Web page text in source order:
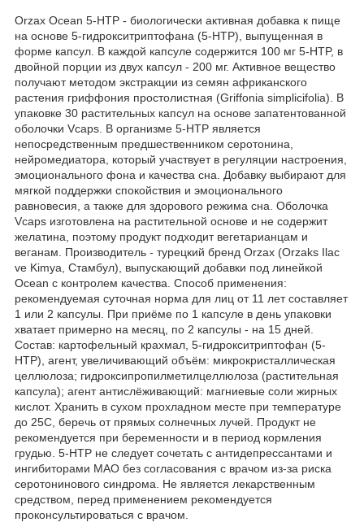
Orzax Ocean 5-HTP - биологически активная добавка к пище
на основе 5-гидрокситриптофана (5-HTP), выпущенная в
форме капсул. В каждой капсуле содержится 100 мг 5-HTP, в
двойной порции из двух капсул - 200 мг. Активное вещество
получают методом экстракции из семян африканского
растения гриффония простолистная (Griffonia simplicifolia). В
упаковке 30 растительных капсул на основе запатентованной
оболочки Vcaps. В организме 5-HTP является
непосредственным предшественником серотонина,
нейромедиатора, который участвует в регуляции настроения,
эмоционального фона и качества сна. Добавку выбирают для
мягкой поддержки спокойствия и эмоционального
равновесия, а также для здорового режима сна. Оболочка
Vcaps изготовлена на растительной основе и не содержит
желатина, поэтому продукт подходит вегетарианцам и
веганам. Производитель - турецкий бренд Orzax (Orzaks Ilac
ve Kimya, Стамбул), выпускающий добавки под линейкой
Ocean с контролем качества. Способ применения:
рекомендуемая суточная норма для лиц от 11 лет составляет
1 или 2 капсулы. При приёме по 1 капсуле в день упаковки
хватает примерно на месяц, по 2 капсулы - на 15 дней.
Состав: картофельный крахмал, 5-гидрокситриптофан (5-
HTP), агент, увеличивающий объём: микрокристаллическая
целлюлоза; гидроксипропилметилцеллюлоза (растительная
капсула); агент антислёживающий: магниевые соли жирных
кислот. Хранить в сухом прохладном месте при температуре
до 25C, беречь от прямых солнечных лучей. Продукт не
рекомендуется при беременности и в период кормления
грудью. 5-HTP не следует сочетать с антидепрессантами и
ингибиторами МАО без согласования с врачом из-за риска
серотонинового синдрома. Не является лекарственным
средством, перед применением рекомендуется
проконсультироваться с врачом.